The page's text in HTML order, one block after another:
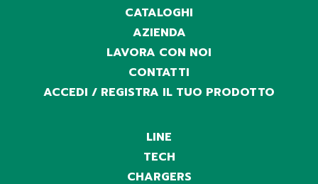
CATALOGHI
AZIENDA
LAVORA CON NOI
CONTATTI
ACCEDI / REGISTRA IL TUO PRODOTTO
LINE
TECH
CHARGERS